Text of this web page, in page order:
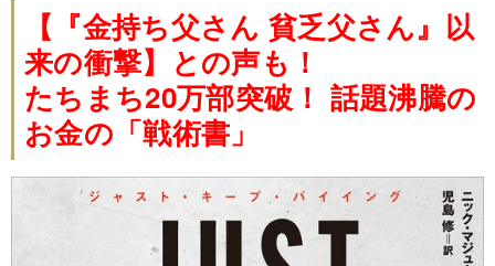
【『金持ち父さん 貧乏父さん』以
来の衝撃】との声も！
たちまち20万部突破！ 話題沸騰の
お金の「戦術書」